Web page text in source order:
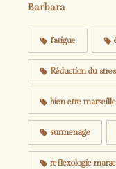
Barbara
fatigue
Réduction du
bien etre marseille
surmenage
reflexologie